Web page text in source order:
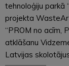
tehnoloģiju parkā
projekta
“PROM no acīm,
atklāšanu
Latvijas